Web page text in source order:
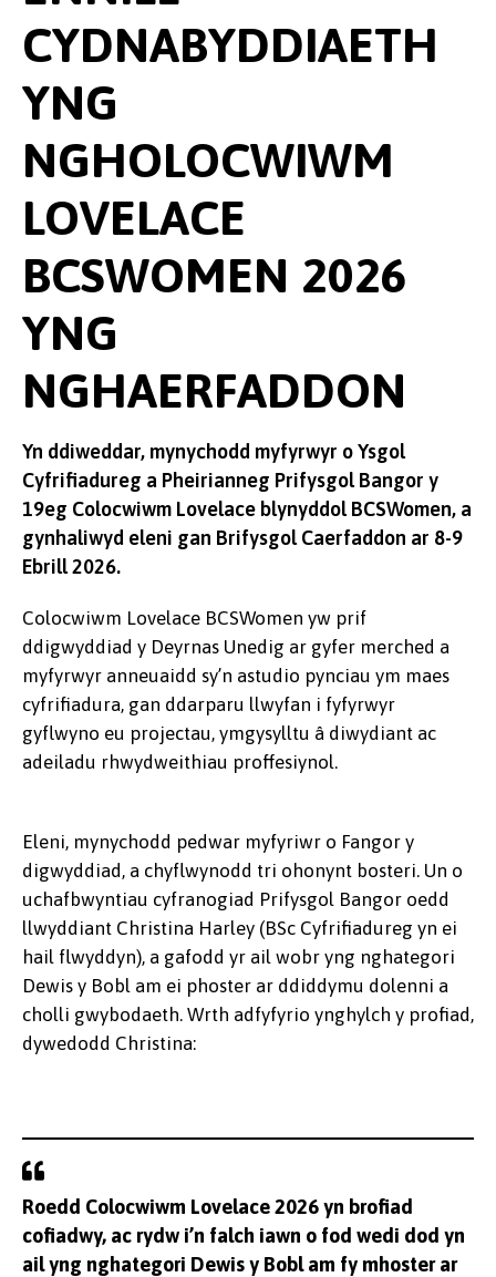
CYDNABYDDIAETH
YNG
NGHOLOCWIWM
LOVELACE
BCSWOMEN 2026
YNG
NGHAERFADDON
Yn ddiweddar, mynychodd myfyrwyr o Ysgol
Cyfrifiadureg a Pheirianneg Prifysgol Bangor y
19eg Colocwiwm Lovelace blynyddol BCSWomen, a
gynhaliwyd eleni gan Brifysgol Caerfaddon ar 8-9
Ebrill 2026.
Colocwiwm Lovelace BCSWomen yw prif
ddigwyddiad y Deyrnas Unedig ar gyfer merched a
myfyrwyr anneuaidd sy’n astudio pynciau ym maes
cyfrifiadura, gan ddarparu llwyfan i fyfyrwyr
gyflwyno eu projectau, ymgysylltu â diwydiant ac
adeiladu rhwydweithiau proffesiynol.
Eleni, mynychodd pedwar myfyriwr o Fangor y
digwyddiad, a chyflwynodd tri ohonynt bosteri. Un o
uchafbwyntiau cyfranogiad Prifysgol Bangor oedd
llwyddiant Christina Harley (BSc Cyfrifiadureg yn ei
hail flwyddyn), a gafodd yr ail wobr yng nghategori
Dewis y Bobl am ei phoster ar ddiddymu dolenni a
cholli gwybodaeth. Wrth adfyfyrio ynghylch y profiad,
dywedodd Christina:
Roedd Colocwiwm Lovelace 2026 yn brofiad
cofiadwy, ac rydw i’n falch iawn o fod wedi dod yn
ail yng nghategori Dewis y Bobl am fy mhoster ar